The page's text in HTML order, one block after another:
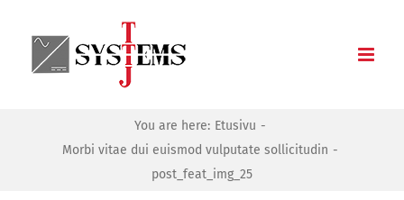
content
You are here: Etusivu
Morbi vitae dui euismod vulputate sollicitudin
post_feat_img_25